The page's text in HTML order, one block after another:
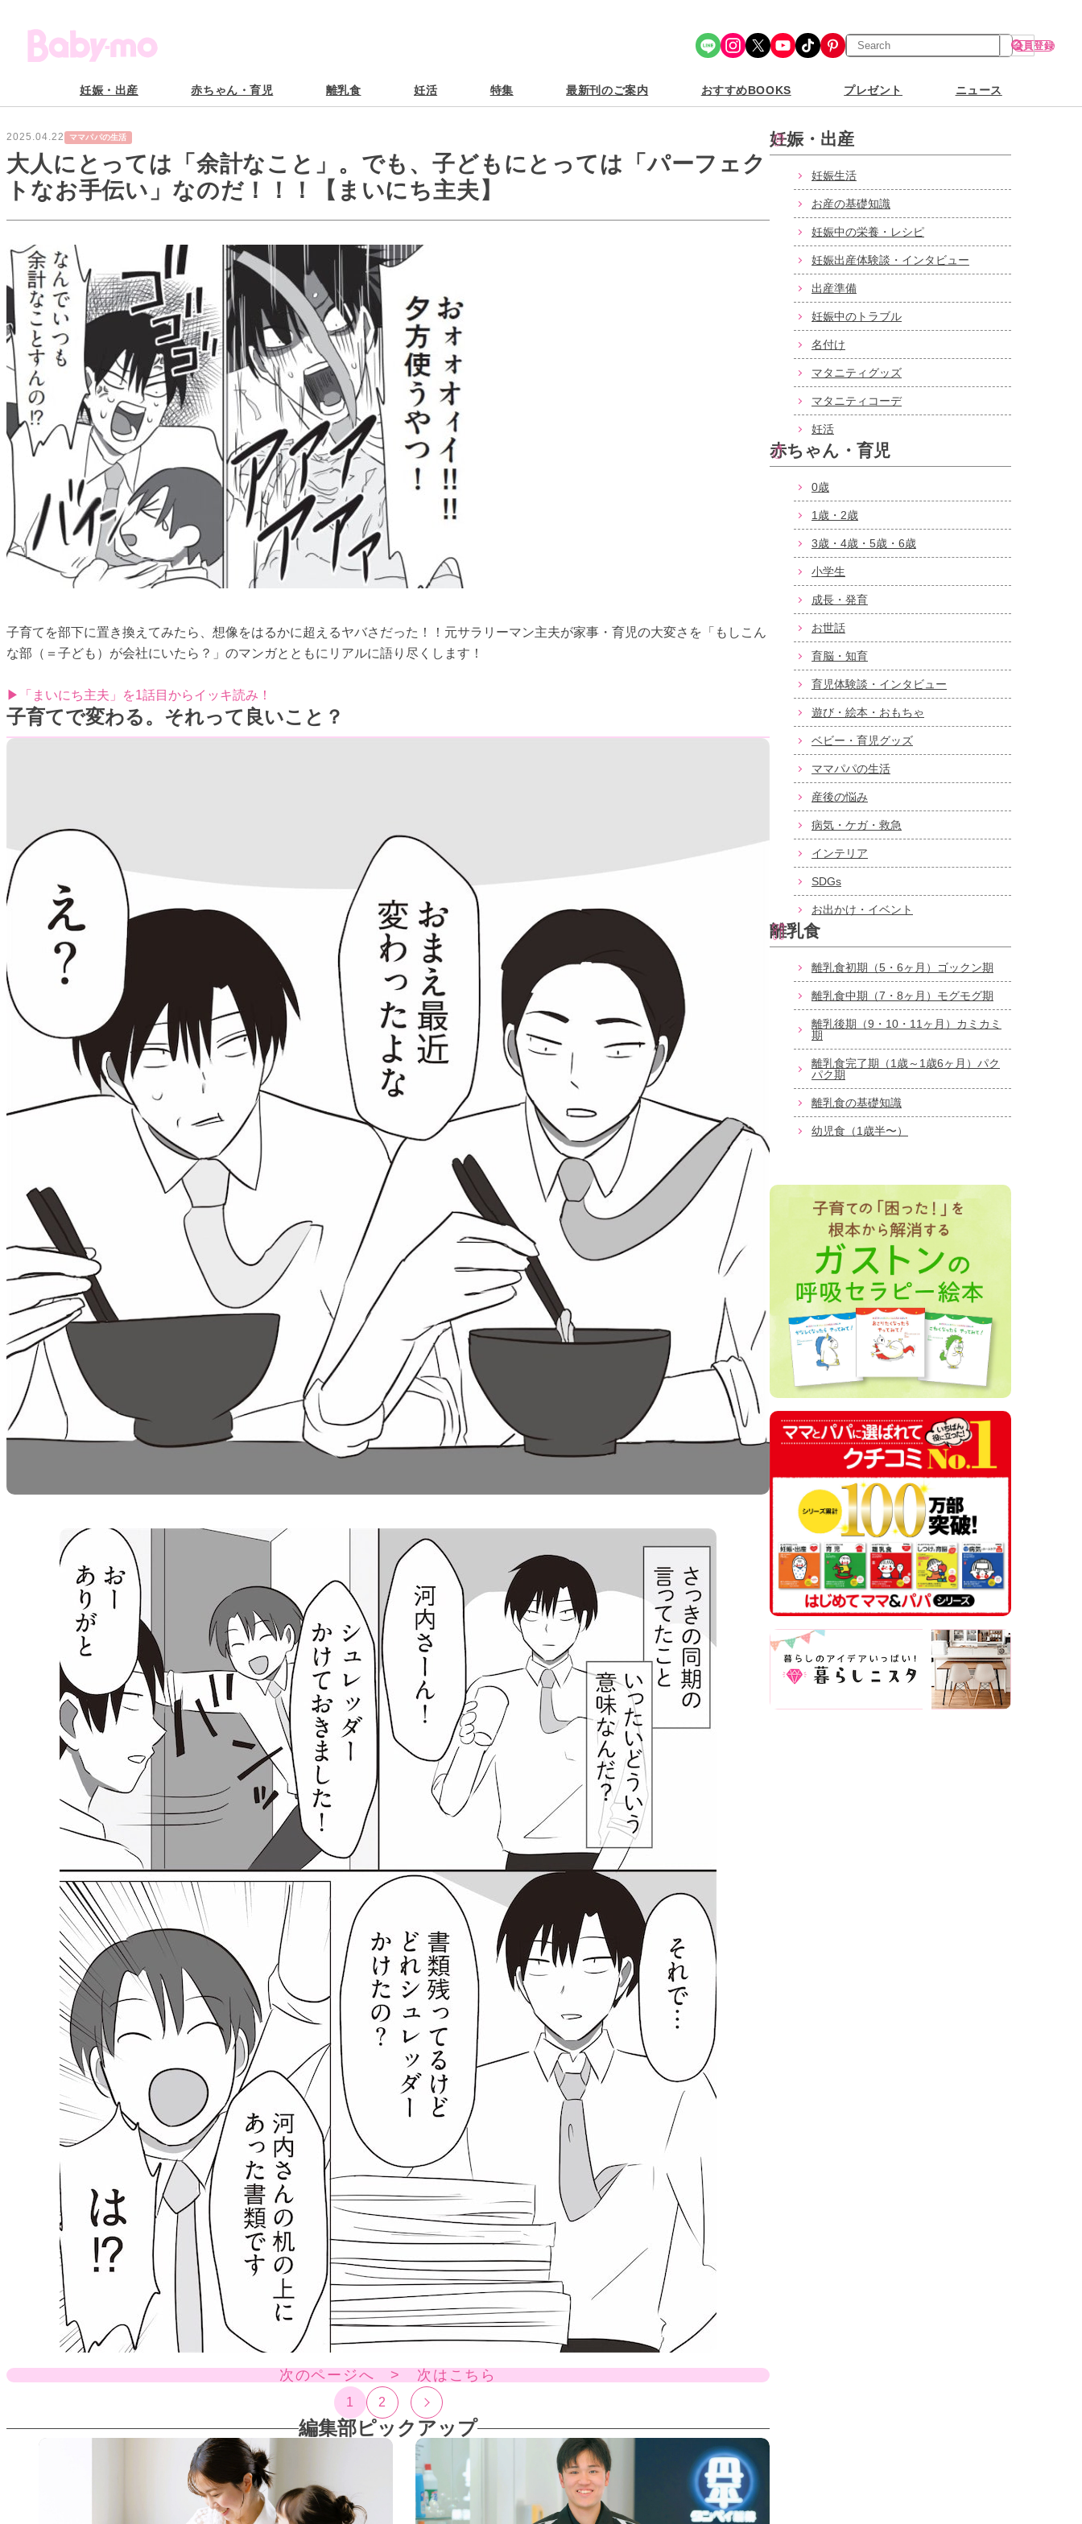
Share Icon Instagram X YouTube TikTok Pinterest
検
索
会員登録
妊娠・出産 赤ちゃん・育児 離乳食 妊活 特集 最新刊のご案内 おすすめBOOKS プレゼント ニュース
2025.04.22 ママパパの生活
大人にとっては「余計なこと」。でも、子どもにとっては「パーフェク
トなお手伝い」なのだ！！！【まいにち主夫】
子育てを部下に置き換えてみたら、想像をはるかに超えるヤバさだった！！元サラリーマン主夫が家事・育児の大変さを「もしこん
な部（＝子ども）が会社にいたら？」のマンガとともにリアルに語り尽くします！
▶「まいにち主夫」を1話目からイッキ読み！
子育てで変わる。それって良いこと？
次のページへ > 次はこちら
1 2
編集部ピックアップ
妊娠・出産
妊娠生活
お産の基礎知識
妊娠中の栄養・レシピ
妊娠出産体験談・インタビュー
出産準備
妊娠中のトラブル
名付け
マタニティグッズ
マタニティコーデ
妊活
赤ちゃん・育児
0歳
1歳・2歳
3歳・4歳・5歳・6歳
小学生
成長・発育
お世話
育脳・知育
育児体験談・インタビュー
遊び・絵本・おもちゃ
ベビー・育児グッズ
ママパパの生活
産後の悩み
病気・ケガ・救急
インテリア
SDGs
お出かけ・イベント
離乳食
離乳食初期（5・6ヶ月）ゴックン期
離乳食中期（7・8ヶ月）モグモグ期
離乳後期（9・10・11ヶ月）カミカミ
期
離乳食完了期（1歳～1歳6ヶ月）パク
パク期
離乳食の基礎知識
幼児食（1歳半〜）